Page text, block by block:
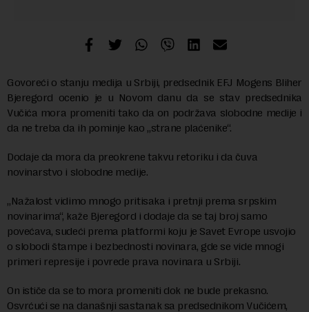
Govoreći o stanju medija u Srbiji, predsednik EFJ Mogens Bliher
Bjeregord ocenio je u Novom danu da se stav predsednika
Vučića mora promeniti tako da on podržava slobodne medije i
da ne treba da ih pominje kao „strane plaćenike“.
Dodaje da mora da preokrene takvu retoriku i da čuva
novinarstvo i slobodne medije.
„Nažalost vidimo mnogo pritisaka i pretnji prema srpskim
novinarima“, kaže Bjeregord i dodaje da se taj broj samo
povećava, sudeći prema platformi koju je Savet Evrope usvojio
o slobodi štampe i bezbednosti novinara, gde se vide mnogi
primeri represije i povrede prava novinara u Srbiji.
On ističe da se to mora promeniti dok ne bude prekasno.
Osvrćući se na današnji sastanak sa predsednikom Vučićem,